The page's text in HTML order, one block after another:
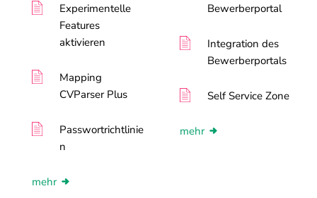
Experimentelle
Features
aktivieren
Mapping
CVParser Plus
Passwortrichtlinie
n
mehr
Bewerberportal
Integration des
Bewerberportals
Self Service Zone
mehr